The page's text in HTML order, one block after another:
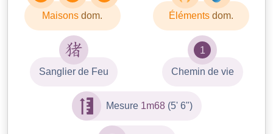
Maisons dom. Éléments dom.
Sanglier de Feu
1
Chemin de vie
Mesure 1m68(5' 6")